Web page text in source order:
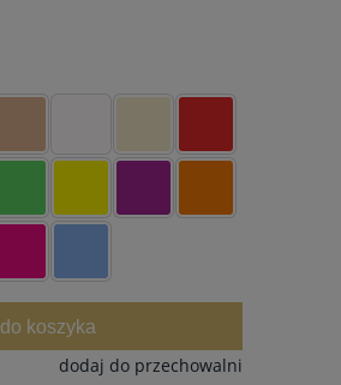
do koszyka
dodaj do przechowalni